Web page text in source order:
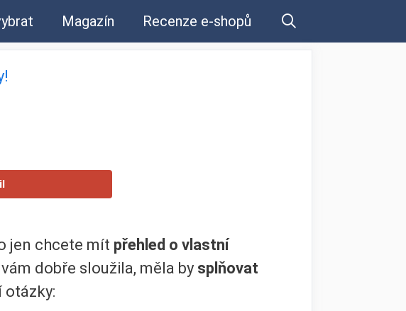
Magazín Recenze e-shopů
jen chcete mít přehled o vlastní
vám dobře sloužila, měla by splňovat
otázky: